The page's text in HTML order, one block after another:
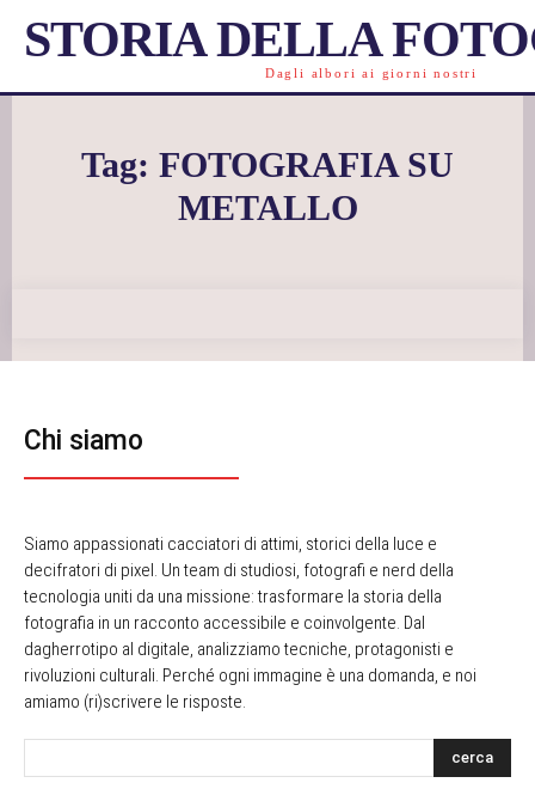
STORIA DELLA
Dagli albori ai giorni nostri
Tag: FOTOGRAFIA SU
METALLO
Chi siamo
Siamo appassionati cacciatori di attimi, storici della luce e
decifratori di pixel. Un team di studiosi, fotografi e nerd della
tecnologia uniti da una missione: trasformare la storia della
fotografia in un racconto accessibile e coinvolgente. Dal
dagherrotipo al digitale, analizziamo tecniche, protagonisti e
rivoluzioni culturali. Perché ogni immagine è una domanda, e noi
amiamo (ri)scrivere le risposte.
cerca